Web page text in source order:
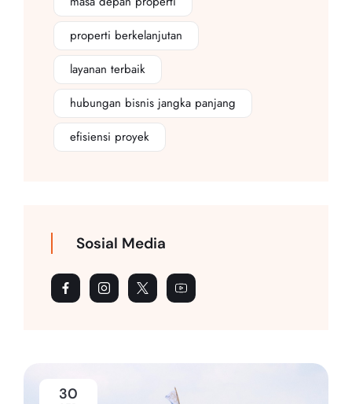
30
properti berkelanjutan
layanan terbaik
hubungan bisnis jangka panjang
efisiensi proyek
Sosial Media